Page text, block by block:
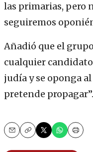
las primarias, pero
seguiremos
Añadió que el
cualquier
judía y se oponga
pretende propagar”.
EmailCopy Print